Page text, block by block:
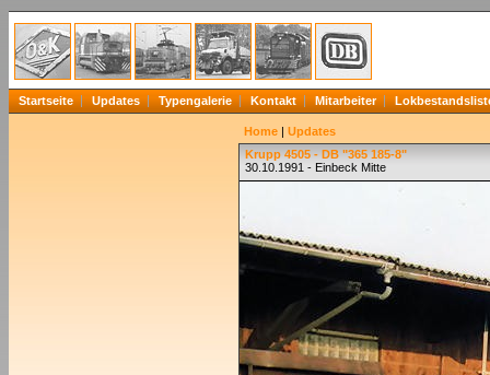
Startseite Updates Typengalerie Kontakt Mitarbeiter
Home | Updates
Krupp 4505 - DB "365 185-8"
30.10.1991 - Einbeck Mitte